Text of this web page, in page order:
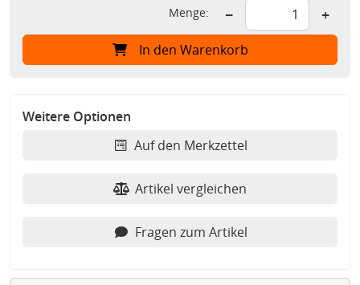
Menge: − +
In den Warenkorb
Weitere Optionen
Auf den Merkzettel
Artikel vergleichen
Fragen zum Artikel